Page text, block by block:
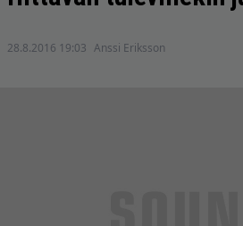
28.8.2016 19:03 Anssi Eriksson